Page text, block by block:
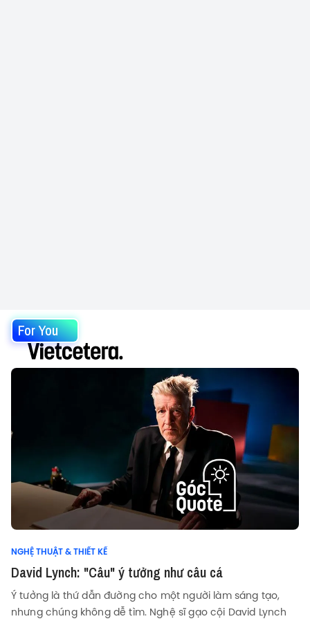
For You
NGHỆ THUẬT & THIẾT KẾ
David Lynch: "Câu" ý tưởng như câu cá
Ý tưởng là thứ dẫn đường cho một người làm sáng tạo,
nhưng chúng không dễ tìm. Nghệ sĩ gạo cội David Lynch